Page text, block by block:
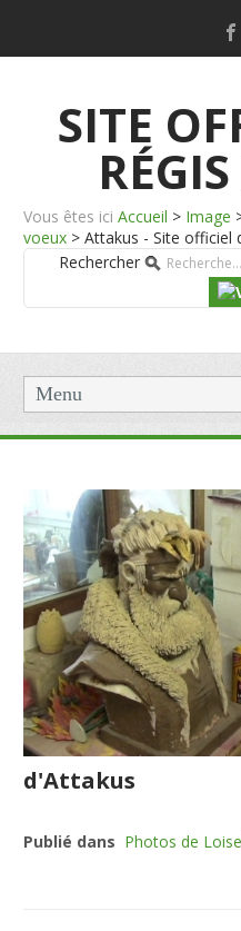
SITE
Vous êtes ici Accueil > Image
voeux > Attakus - Site officiel
Rechercher
Menu
d'Attakus
Publié dans Photos de